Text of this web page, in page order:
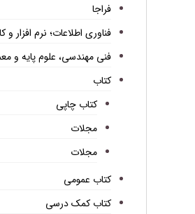
فراجا
فناوری اطلاعات؛ نرم افزار و
فنی مهندسی، علوم پایه و
کتاب
کتاب چاپی
مجلات
مجلات
کتاب عمومی
کتاب کمک درسی